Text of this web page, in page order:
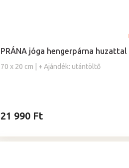
PRÁNA jóga hengerpárna
70 x 20 cm | + Ajándék: utántöltő
termék
átlagos
értékelése
21 990 Ft